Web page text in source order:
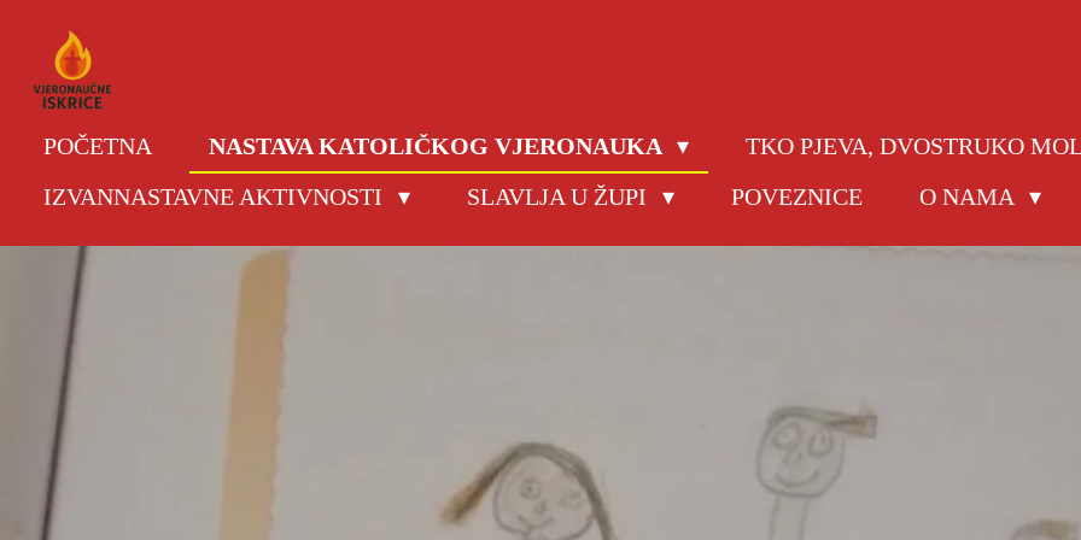
main
content
POČETNA NASTAVA KATOLIČKOG VJERONAUKA
TKO PJEVA, DVOSTRUKO
IZVANNASTAVNE AKTIVNOSTI
SLAVLJA U ŽUPI POVEZNICE O NAMA